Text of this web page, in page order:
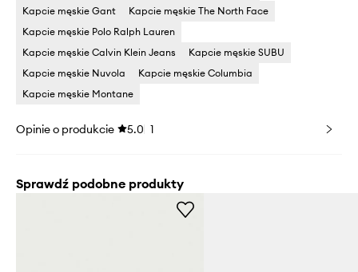
Kapcie męskie Gant
Kapcie męskie The North Face
Kapcie męskie Polo Ralph Lauren
Kapcie męskie Calvin Klein Jeans
Kapcie męskie SUBU
Kapcie męskie Nuvola
Kapcie męskie Columbia
Kapcie męskie Montane
Opinie o produkcie 5.0 1
Sprawdź podobne produkty